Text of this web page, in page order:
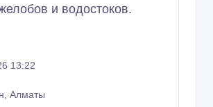
и водостоков.
13:22
Алматы